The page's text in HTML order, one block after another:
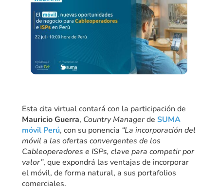
Esta cita virtual contará con la participación de
Mauricio Guerra, Country Managerde SUMA
móvil Perú, con su ponencia “La incorporación del
móvil a las ofertas convergentes de los
Cableoperadores e ISPs, clave para competir por
valor”, que expondrá las ventajas de incorporar
el móvil, de forma natural, a sus portafolios
comerciales.